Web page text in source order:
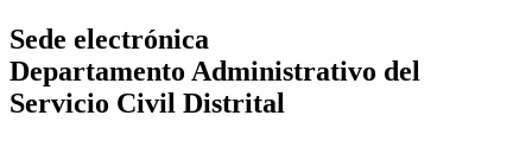
Sede electrónica
Departamento Administrativo del
Servicio Civil Distrital